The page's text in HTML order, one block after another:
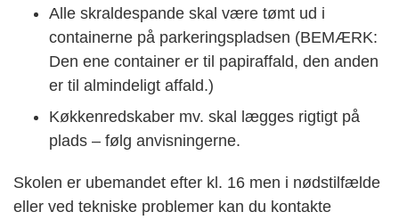
Alle skraldespande skal være tømt ud i
containerne på parkeringspladsen (BEMÆRK:
Den ene container er til papiraffald, den anden
er til almindeligt affald.)
Køkkenredskaber mv. skal lægges rigtigt på
plads – følg anvisningerne.
Skolen er ubemandet efter kl. 16 men i nødstilfælde
eller ved tekniske problemer kan du kontakte